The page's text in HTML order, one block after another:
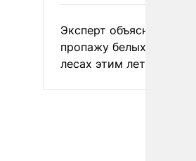
Эксперт объяснил
пропажу белых грибов
лесах этим летом